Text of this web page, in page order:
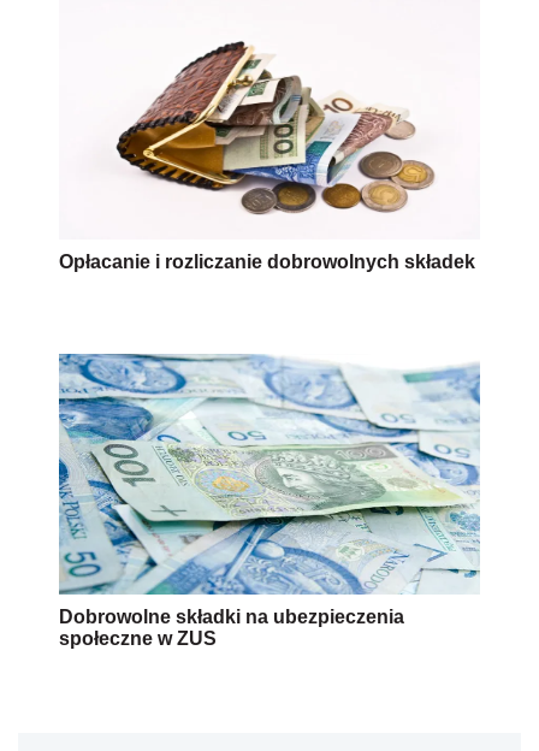
Opłacanie i rozliczanie dobrowolnych składek
Dobrowolne składki na ubezpieczenia
społeczne w ZUS